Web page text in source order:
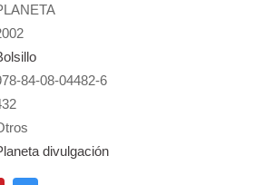
84-08-04482-6
divulgación